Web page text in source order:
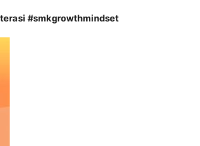
#smkgrowthmindset